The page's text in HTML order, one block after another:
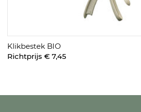
Klikbestek BIO
Richtprijs € 7,45